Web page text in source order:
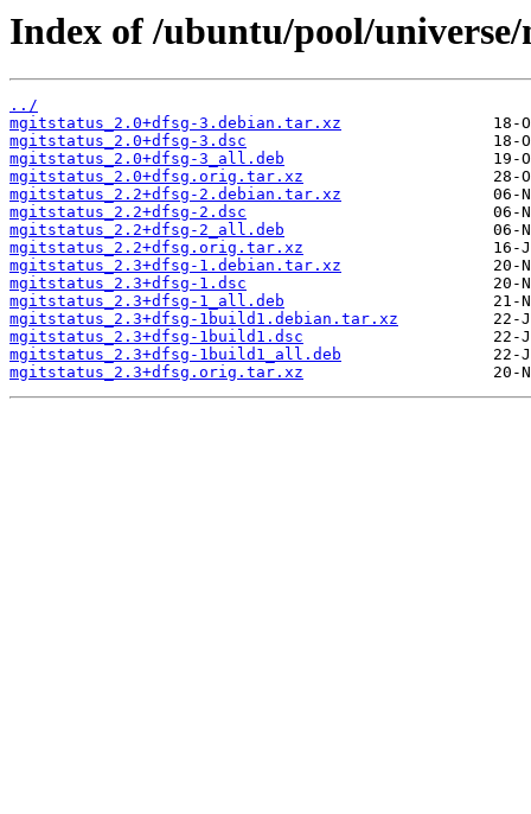
Index of /ubuntu/pool/
../
mgitstatus_2.0+dfsg-3.debian.tar.xz
mgitstatus_2.0+dfsg-3.dsc
mgitstatus_2.0+dfsg-3_all.deb
mgitstatus_2.0+dfsg.orig.tar.xz
mgitstatus_2.2+dfsg-2.debian.tar.xz
mgitstatus_2.2+dfsg-2.dsc
mgitstatus_2.2+dfsg-2_all.deb
mgitstatus_2.2+dfsg.orig.tar.xz
mgitstatus_2.3+dfsg-1.debian.tar.xz
mgitstatus_2.3+dfsg-1.dsc
mgitstatus_2.3+dfsg-1_all.deb
mgitstatus_2.3+dfsg-1build1.debian.tar.xz
mgitstatus_2.3+dfsg-1build1.dsc
mgitstatus_2.3+dfsg-1build1_all.deb
mgitstatus_2.3+dfsg.orig.tar.xz